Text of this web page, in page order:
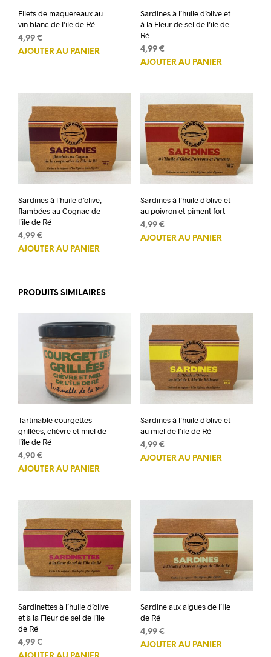
Filets de maquereaux au
vin blanc de l’ile de Ré
4,99 €
AJOUTER AU PANIER
Sardines à l’huile d’olive et
à la Fleur de sel de l’ile de
Ré
4,99 €
AJOUTER AU PANIER
Sardines à l’huile d’olive,
flambées au Cognac de
l’ile de Ré
4,99 €
AJOUTER AU PANIER
Sardines à l’huile d’olive et
au poivron et piment fort
4,99 €
AJOUTER AU PANIER
PRODUITS SIMILAIRES
Tartinable courgettes
grillées, chèvre et miel de
l’île de Ré
4,90 €
AJOUTER AU PANIER
Sardines à l’huile d’olive et
au miel de l’ile de Ré
4,99 €
AJOUTER AU PANIER
Sardinettes à l’huile d’olive
et à la Fleur de sel de l’ile
de Ré
4,99 €
Sardine aux algues de l’Ile
de Ré
4,99 €
AJOUTER AU PANIER